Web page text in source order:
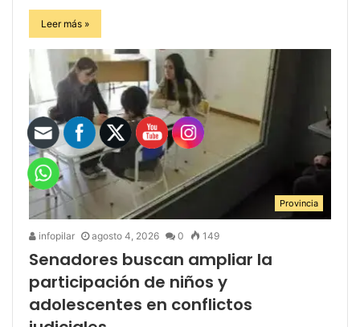
Leer más »
Provincia
infopilar agosto 4, 2026 0 149
Senadores buscan ampliar la
participación de niños y
adolescentes en conflictos